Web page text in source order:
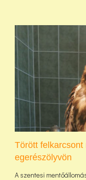
Törött
egerészölyvön
A szentesi